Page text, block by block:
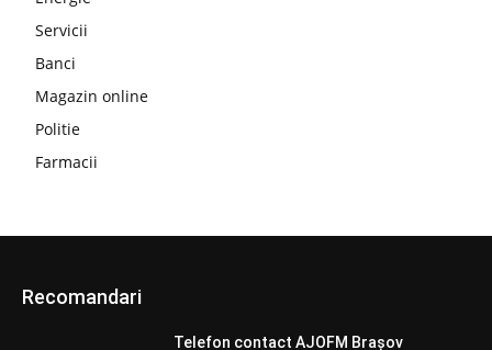
Servicii
Banci
Magazin online
Politie
Farmacii
Recomandari
Telefon contact AJOFM Braşov